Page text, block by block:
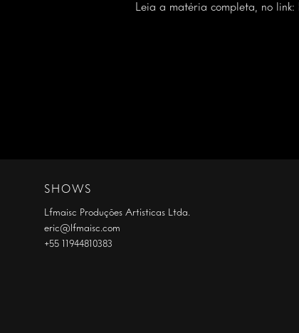
Leia a matéria completa, no link:
SHOWS
Lfmaisc Produções Artísticas Ltda.
eric@lfmaisc.com
+55 11944810383